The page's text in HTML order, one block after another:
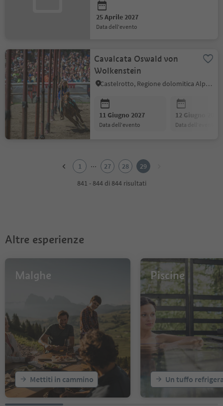
25 Aprile 2027
data dell'evento
Cavalcata Oswald von
Wolkenstein
Castelrotto, Regione dolomitica Alpe di Siusi
11 Giugno 2027
data dell'evento
12 Giugno 2027
data dell'evento
10
12
17
18
19
21
22
23
24
25
26
1 ... 27 28
29
841 - 844 di 844 risultati
Altre esperienze
Malghe
Mettiti in cammino
Piscine
Un tuffo